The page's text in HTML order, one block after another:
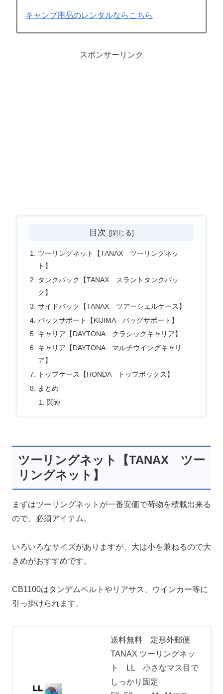
キャンプ用品のレンタルならこちら
スポンサーリンク
目次
ツーリングネット【TANAX ツーリングネッ
ト】
タンクバック【TANAX スラントタンクバッ
ク】
サイドバック【TANAX ツアーシェルケース】
バックサポート【KIJIMA バッグサポート】
キャリア【DAYTONA クラシックキャリア】
キャリア【DAYTONA マルチウイングキャリ
ア】
トップケース【HONDA トップボックス】
まとめ
関連
ツーリングネット【TANAX ツー
リングネット】
まずはツーリングネットが一番安価で荷物を積載出来る
ので、必須アイテム。
いろいろなサイズがありますが、大は小を兼ねるので大
きめがおすすめです。
CB1100はタンデムベルトやリアサス、ウインカー等に
引っ掛けられます。
送料無料 定形外郵便
TANAX ツーリングネッ
ト LL 小さなマス目で
しっかり固定